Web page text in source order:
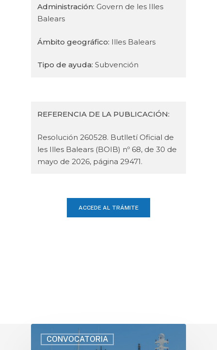
Administración: Govern de les Illes
Balears
Ámbito geográfico: Illes Balears
Tipo de ayuda: Subvención
REFERENCIA DE LA PUBLICACIÓN:
Resolución 260528. Butlletí Oficial de
les Illes Balears (BOIB) nº 68, de 30 de
mayo de 2026, página 29471.
ACCEDE AL TRÁMITE
CONVOCATORIA